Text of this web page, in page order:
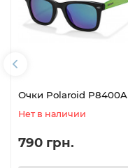
Очки Polaroid P8400A
Нет в наличии
790 грн.